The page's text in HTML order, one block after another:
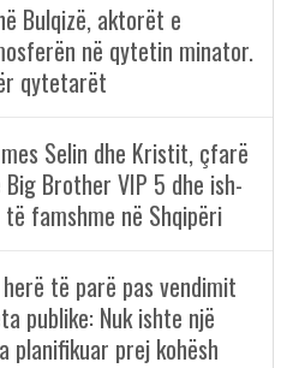
Bulqizë, aktorët e
në qytetin minator.
qytetarët
Selin dhe Kristit, çfarë
Brother VIP 5 dhe ish-
famshme në Shqipëri
të parë pas vendimit
publike: Nuk ishte një
planifikuar prej kohësh